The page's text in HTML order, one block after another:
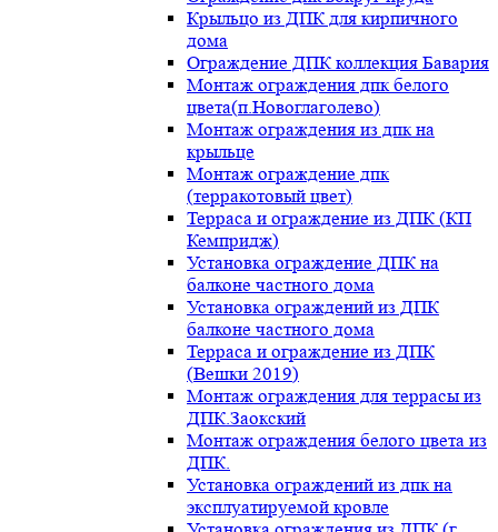
Крыльцо из ДПК для кирпичного
дома
Ограждение ДПК коллекция Бавария
Монтаж ограждения дпк белого
цвета(п.Новоглаголево)
Монтаж ограждения из дпк на
крыльце
Монтаж ограждение дпк
(терракотовый цвет)
Терраса и ограждение из ДПК (КП
Кемпридж)
Установка ограждение ДПК на
балконе частного дома
Установка ограждений из ДПК
балконе частного дома
Терраса и ограждение из ДПК
(Вешки 2019)
Монтаж ограждения для террасы из
ДПК.Заокский
Монтаж ограждения белого цвета из
ДПК.
Установка ограждений из дпк на
эксплуатируемой кровле